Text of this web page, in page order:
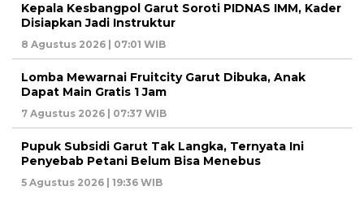
Kepala Kesbangpol Garut Soroti PIDNAS IMM, Kader
Disiapkan Jadi Instruktur
8 Agustus 2026 | 07:01 WIB
Lomba Mewarnai Fruitcity Garut Dibuka, Anak
Dapat Main Gratis 1 Jam
7 Agustus 2026 | 07:37 WIB
Pupuk Subsidi Garut Tak Langka, Ternyata Ini
Penyebab Petani Belum Bisa Menebus
5 Agustus 2026 | 19:36 WIB